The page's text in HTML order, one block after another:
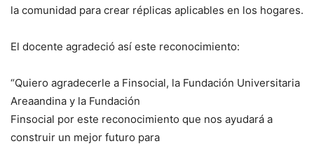
la comunidad para crear réplicas aplicables en los hogares.
El docente agradeció así este reconocimiento:
“Quiero agradecerle a Finsocial, la Fundación Universitaria
Areaandina y la Fundación
Finsocial por este reconocimiento que nos ayudará a
construir un mejor futuro para